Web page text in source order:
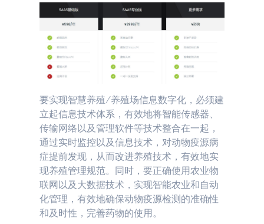
要实现智慧养殖/养殖场信息数字化，必须建
立起信息技术体系，有效地将智能传感器、
传输网络以及管理软件等技术整合在一起，
通过实时监控以及信息技术，对动物疫源病
症提前发现，从而改进养殖技术，有效地实
现养殖管理规范。同时，要正确使用农业物
联网以及大数据技术，实现智能农业和自动
化管理，有效地确保动物疫源检测的准确性
和及时性，完善药物的使用。